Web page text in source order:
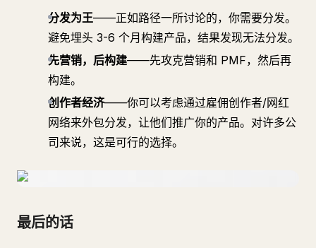
分发为王——正如路径一所讨论的，你需要分发。
避免埋头 3-6 个月构建产品，结果发现无法分发。
先营销，后构建——先攻克营销和 PMF，然后再
构建。
创作者经济——你可以考虑通过雇佣创作者/网红
网络来外包分发，让他们推广你的产品。对许多公
司来说，这是可行的选择。
最后的话